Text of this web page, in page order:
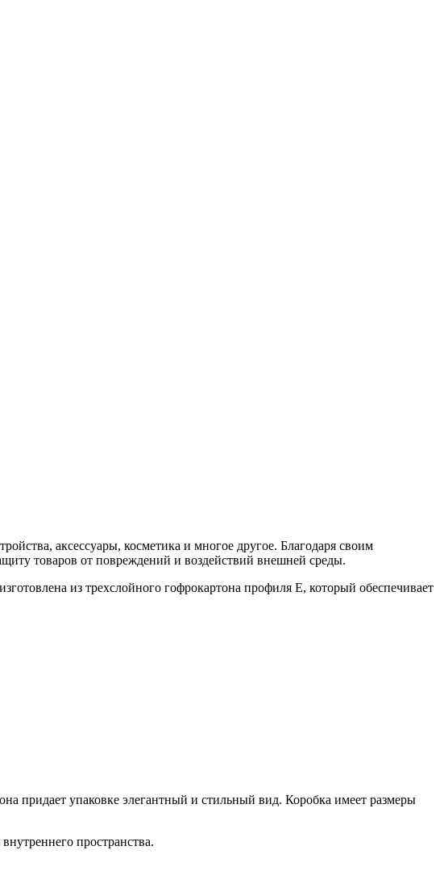
аксессуары, косметика и многое другое. Благодаря своим
товаров от повреждений и воздействий внешней среды.
из трехслойного гофрокартона профиля Е, который обеспечивает
придает упаковке элегантный и стильный вид. Коробка имеет размеры
пространства.